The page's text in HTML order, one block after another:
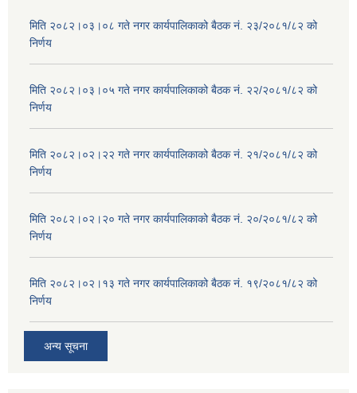
मिति २०८२।०३।०८ गते नगर कार्यपालिकाको बैठक नं. २३/२०८१/८२ को
निर्णय
मिति २०८२।०३।०५ गते नगर कार्यपालिकाको बैठक नं. २२/२०८१/८२ को
निर्णय
मिति २०८२।०२।२२ गते नगर कार्यपालिकाको बैठक नं. २१/२०८१/८२ को
निर्णय
मिति २०८२।०२।२० गते नगर कार्यपालिकाको बैठक नं. २०/२०८१/८२ को
निर्णय
मिति २०८२।०२।१३ गते नगर कार्यपालिकाको बैठक नं. १९/२०८१/८२ को
निर्णय
अन्य सूचना